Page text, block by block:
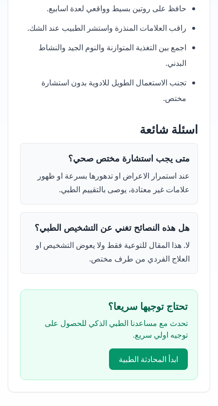
حافظ على روتين بسيط وواقعي لعدة اسابيع.
راقب العلامات المنذرة واستشر الطبيب عند الشك.
اجمع بين التغذية المتوازنة والنوم الجيد والنشاط
البدني.
تجنب الاستعمال الطويل للادوية بدون استشارة
مختص.
اسئلة شائعة
متى يجب استشارة مختص صحي؟
عند استمرار الاعراض او تدهورها بسرعة او ظهور
علامات غير معتادة، يوصى بالتقييم الطبي.
هل هذه النصائح تغني عن التشخيص الطبي؟
لا. هذا المقال للتوعية فقط ولا يعوض التشخيص او
العلاج الفردي من طرف مختص.
تحتاج توجيها سريعا؟
تحدث مع مساعدنا الطبي الذكي للحصول على
توجيه اولي سريع.
ابدأ المحادثة الطبية